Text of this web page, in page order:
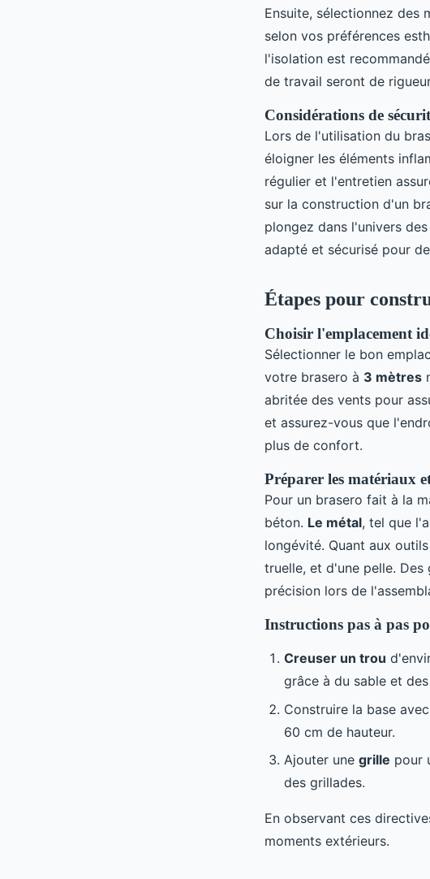
Ensuite, sélectionnez des
selon vos préférences
l'isolation est
de travail seront de
Considérations de
Lors de l'utilisation du
éloigner les éléments
régulier et l'entretien
sur la construction d'un
plongez dans l'univers
adapté et sécurisé pour
Étapes pour
Choisir l'emplacement
Sélectionner le bon
votre brasero à 3 mètres
abritée des vents pour
et assurez-vous que
plus de confort.
Préparer les matériaux
Pour un brasero fait à la
béton. Le métal, tel que
longévité. Quant aux
truelle, et d'une pelle.
précision lors de
Instructions pas à pas
Creuser un trou
grâce à du sable et
Construire la base
60 cm de hauteur.
Ajouter une grille pour
des grillades.
En observant ces
moments extérieurs.